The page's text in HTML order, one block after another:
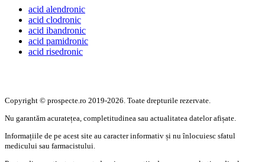
acid alendronic
acid clodronic
acid ibandronic
acid pamidronic
acid risedronic
Copyright © prospecte.ro 2019-2026. Toate drepturile rezervate.
Nu garantăm acuratețea, completitudinea sau actualitatea datelor afișate.
Informațiile de pe acest site au caracter informativ și nu înlocuiesc sfatul
medicului sau farmacistului.